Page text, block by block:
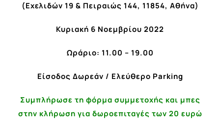
(Εχελιδών 19 & Πειραιώς 144, 11854, Αθήνα)
Κυριακή 6 Νοεμβρίου 2022
Ωράριο: 11.00 – 19.00
Είσοδος Δωρεάν / Ελεύθερο Parking
Συμπλήρωσε τη φόρμα συμμετοχής και μπες
στην κλήρωση για δωροεπιταγές των 20 ευρώ